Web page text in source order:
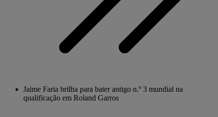
Jaime Faria brilha para bater antigo n.º 3 mundial na
qualificação em Roland Garros